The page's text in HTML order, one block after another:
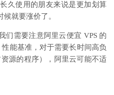
久使用的朋友来说是更加划算
就要涨价了。
们需要注意阿里云便宜 VPS 的
性能基准，对于需要长时间高负
源的程序），阿里云可能不适